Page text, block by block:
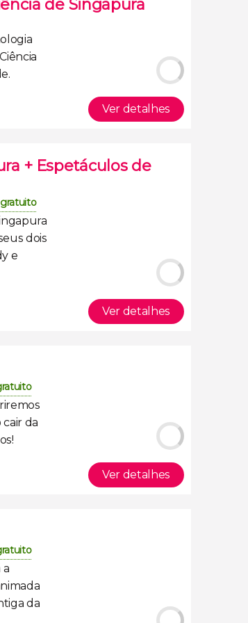
de Singapura
Ver detalhes
+ Espetáculos de
dois
e
Ver detalhes
da
Ver detalhes
a
da